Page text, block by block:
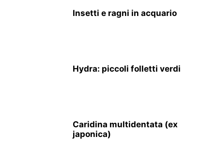
Insetti e ragni in acquario
Hydra: piccoli folletti verdi
Caridina multidentata (ex
japonica)